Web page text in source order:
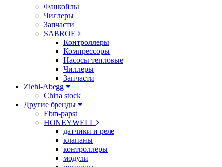
Фанкойлы
Чиллеры
Запчасти
SABROE
Контроллеры
Компрессоры
Насосы тепловые
Чиллеры
Запчасти
Ziehl-Abegg
China stock
Другие бренды
Ebm-papst
HONEYWELL
датчики и реле
клапаны
контроллеры
модули